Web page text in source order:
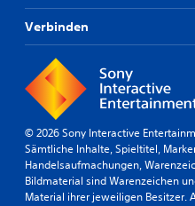
Verbinden
© 2026 Sony Interactive
Sämtliche Inhalte, Spieltitel,
Handelsaufmachungen,
Bildmaterial sind Warenzeichen
Material ihrer jeweiligen Besitzer.